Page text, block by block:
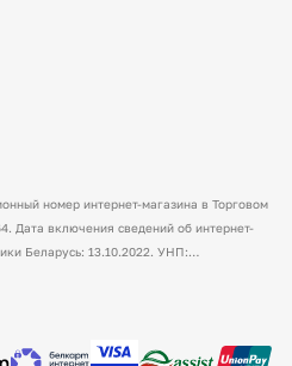
номер интернет-магазина в Торговом
Дата включения сведений об интернет-
Беларусь: 13.10.2022. УНП:
безналичным способом при получении